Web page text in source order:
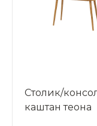
Столик/
каштан теона